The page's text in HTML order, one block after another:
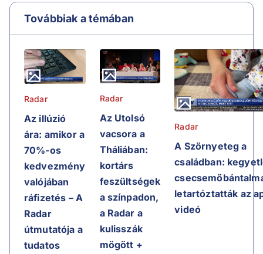
Továbbiak a témában
Radar
Az illúzió
ára: amikor a
70%-os
kedvezmény
valójában
ráfizetés – A
Radar
útmutatója a
tudatos
Radar
Az Utolsó
vacsora a
Tháliában:
kortárs
feszültségek
a színpadon,
a Radar a
kulisszák
mögött +
Radar
A Szörnyeteg a
családban:
letartóztatták az
videó